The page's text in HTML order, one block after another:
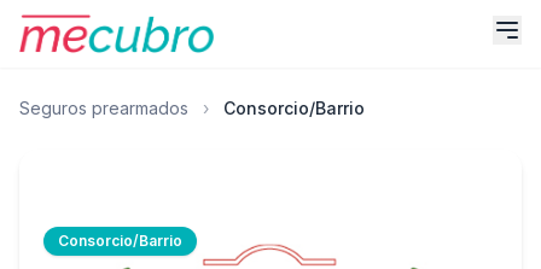
Seguros prearmados › Consorcio/Barrio
Consorcio/Barrio